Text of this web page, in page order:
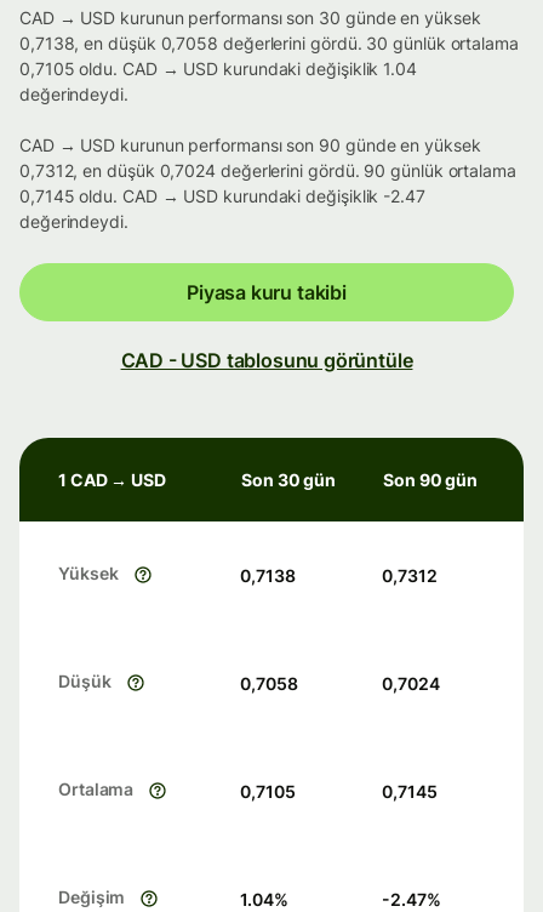
CAD → USD kurunun performansı son 30 günde en yüksek
0,7138, en düşük 0,7058 değerlerini gördü. 30 günlük ortalama
0,7105 oldu. CAD → USD kurundaki değişiklik 1.04
değerindeydi.
CAD → USD kurunun performansı son 90 günde en yüksek
0,7312, en düşük 0,7024 değerlerini gördü. 90 günlük ortalama
0,7145 oldu. CAD → USD kurundaki değişiklik -2.47
değerindeydi.
Piyasa kuru takibi
CAD - USD tablosunu görüntüle
1 CAD → USD Son 30 gün Son 90 gün
Yüksek 0,7138 0,7312
Düşük 0,7058 0,7024
Ortalama 0,7105 0,7145
Değişim 1.04% -2.47%